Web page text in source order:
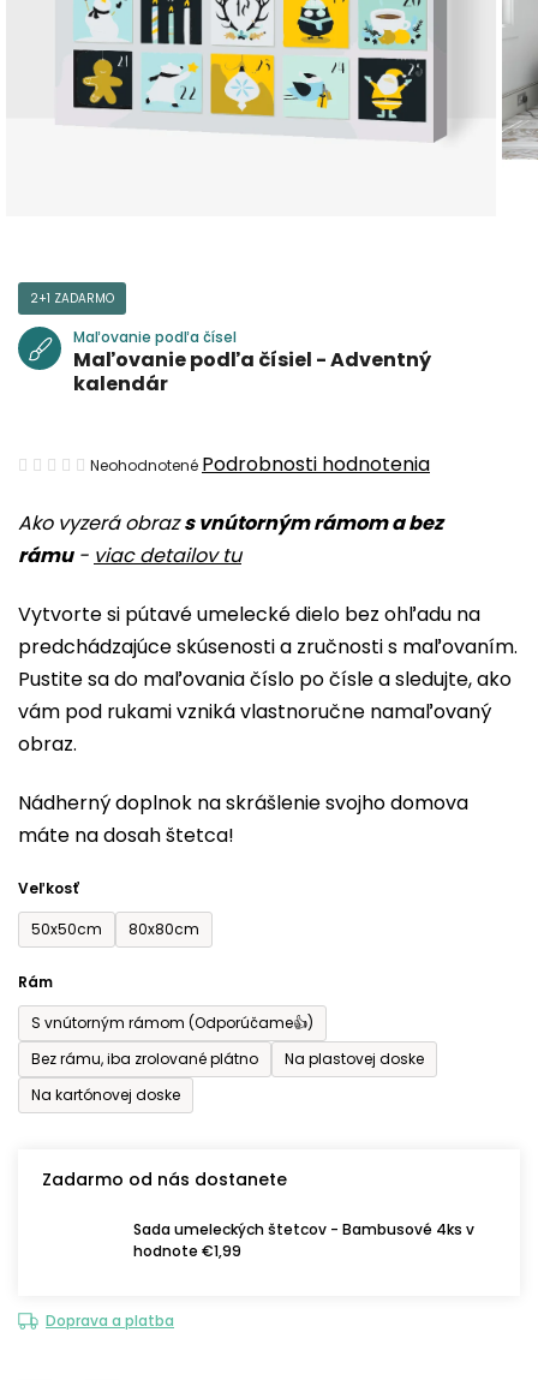
Ako vyzerá obrazs vnútorným rámom a bez
rámu- viac detailov tu
Vytvorte si pútavé umelecké dielo bez ohľadu na
predchádzajúce skúsenosti a zručnosti s maľovaním.
Pustite sa do maľovania číslo po čísle a sledujte, ako
vám pod rukami vzniká vlastnoručne namaľovaný
obraz.
Nádherný doplnok na skrášlenie svojho domova
máte na dosah štetca!
Veľkosť
50x50cm
80x80cm
Rám
S vnútorným rámom (Odporúčame👍)
Bez rámu, iba zrolované plátno
Na plastovej doske
Na kartónovej doske
Zadarmo od nás dostanete
Sada umeleckých štetcov - Bambusové 4ks v
hodnote €1,99
Doprava a platba
2+1 ZADARMO
Maľovanie podľa čísel
Maľovanie podľa čísiel - Adventný
kalendár
Priemerné
produktu
je
z
5
hviezdičiek.
Neohodnotené Podrobnosti hodnotenia